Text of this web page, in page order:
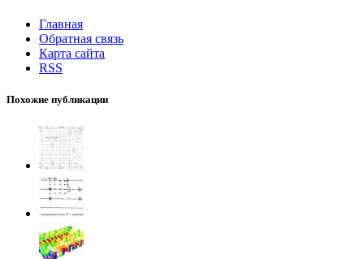
Главная
Обратная связь
Карта сайта
RSS
Похожие публикации